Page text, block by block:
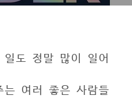
도 정말 많이 일어
여러 좋은 사람들